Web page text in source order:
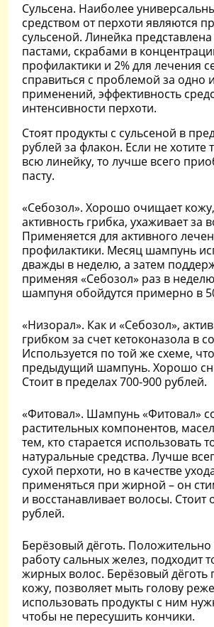
Сульсена. Наиболее
средством от перхоти являются
сульсеной. Линейка
пастами, скрабами в
профилактики и 2% для лечения
справиться с проблемой за одно
применений, эффективность
интенсивности перхоти.
Стоят продукты с сульсеной в
рублей за флакон. Если не хотите
всю линейку, то лучше всего
пасту.
«Себозол». Хорошо очищает
активность грибка, ухаживает за
Применяется для активного
профилактики. Месяц шампунь
дважды в неделю, а затем
применяя «Себозол» раз в
шампуня обойдутся примерно в
«Низорал». Как и «Себозол»,
грибком за счет кетоконазола в
Используется по той же схеме,
предыдущий шампунь. Хорошо
Стоит в пределах 700-900 рублей.
«Фитовал». Шампунь «Фитовал»
растительных компонентов,
тем, кто старается использовать
натуральные средства. Лучше
сухой перхоти, но в качестве
применяться при жирной – он
и восстанавливает волосы. Стоит
рублей.
Берёзовый дёготь. Положительно
работу сальных желез, подходит
жирных волос. Берёзовый дёготь
кожу, позволяет мыть голову
использовать продукты с ним
чтобы не пересушить кончики.